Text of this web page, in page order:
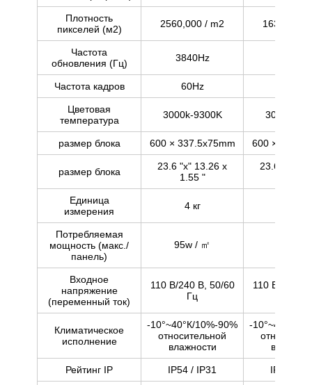
Плотность
пикселей (м2)
2560,000 / m2 1638,400
Частота
обновления (Гц)
3840Hz
Частота кадров 60Hz
Цветовая
температура
3000k-9300K 3000k-
размер блока 600 × 337.5x75mm 600 ×
размер блока
23.6 "х" 13.26 х
1.55 "
23.6 "х"
Единица
измерения
4 кг
Потребляемая
мощность (макс./
панель)
95w / ㎡
Входное
напряжение
(переменный ток)
110 В/240 В, 50/60
Гц
110 В/240 В,
Климатическое
исполнение
-10°~40°К/10%-90%
относительной
влажности
-10°~40°К/
Рейтинг IP IP54 / IP31 IP54 /